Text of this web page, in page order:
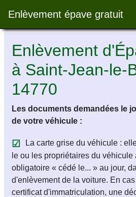
Enlèvement épave gratuit
Enlèvement
à Saint-Jean-le-
14770
Les documents demandées le
de votre véhicule :
La carte grise du véhicule :
le ou les propriétaires du véhicule
obligatoire « cédé le... » au jour,
d'enlèvement de la voiture. En
certificat d'immatriculation, une